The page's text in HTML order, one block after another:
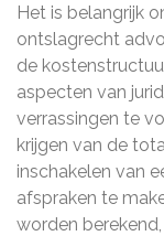
Het is belangrijk
ontslagrecht
de
aspecten van
verrassingen te
krijgen van de
inschakelen van
afspraken te
worden